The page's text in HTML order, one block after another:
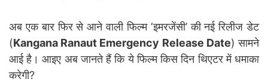
अब एक बार फिर से आने वाली फिल्म ‘इमरजेंसी’ की नई रिलीज डेट
(Kangana Ranaut Emergency Release Date) सामने
आई है। आइए अब जानते हैं कि ये फिल्म किस दिन थिएटर में धमाका
करेगी?